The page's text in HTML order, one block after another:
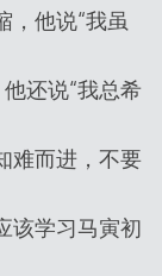
，他说“我虽
还说“我总希
难而进，不要
该学习马寅初